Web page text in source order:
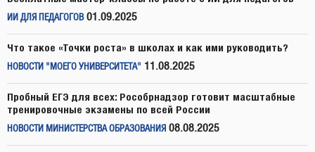
ИИ ДЛЯ ПЕДАГОГОВ 01.09.2025
Что такое «Точки роста» в школах и как ими руководить?
НОВОСТИ "МОЕГО УНИВЕРСИТЕТА" 11.08.2025
Пробный ЕГЭ для всех: Рособрнадзор готовит масштабные
тренировочные экзамены по всей России
НОВОСТИ МИНИСТЕРСТВА ОБРАЗОВАНИЯ 08.08.2025